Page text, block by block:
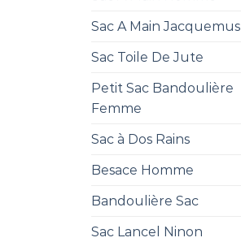
Sac A Main Jacquemus
Sac Toile De Jute
Petit Sac Bandoulière
Femme
Sac à Dos Rains
Besace Homme
Bandoulière Sac
Sac Lancel Ninon